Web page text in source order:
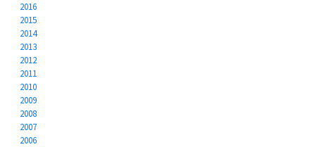
2016
2015
2014
2013
2012
2011
2010
2009
2008
2007
2006